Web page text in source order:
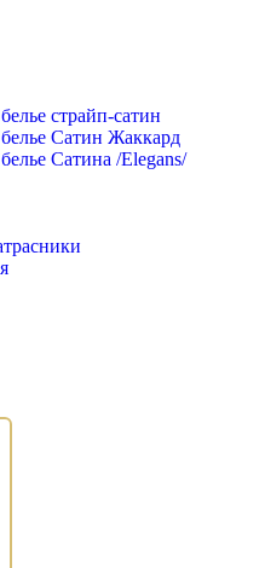
страйп-сатин
Сатин Жаккард
Сатина /Elegans/